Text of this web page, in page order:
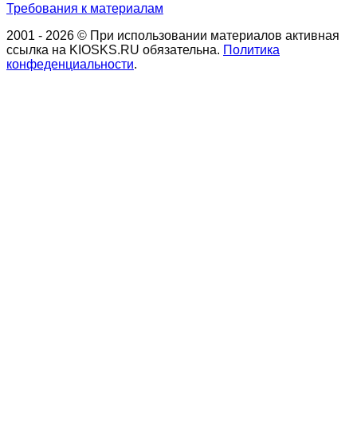
Требования к материалам
2001 - 2026 © При использовании материалов активная
ссылка на KIOSKS.RU обязательна. Политика
конфеденциальности.